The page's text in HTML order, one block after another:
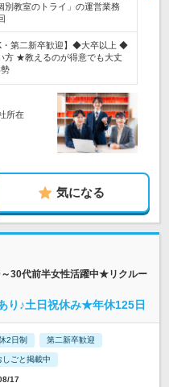
別教室のトライ」の運営業務
・第二新卒歓迎】◆大卒以上 ◆
方 ★教えるのが得意でも大丈
所在
気になる
30代前半女性活躍中★リクルー
り♪土日祝休み★年休125日
2日制 第二新卒歓迎
しごと掲載中
17